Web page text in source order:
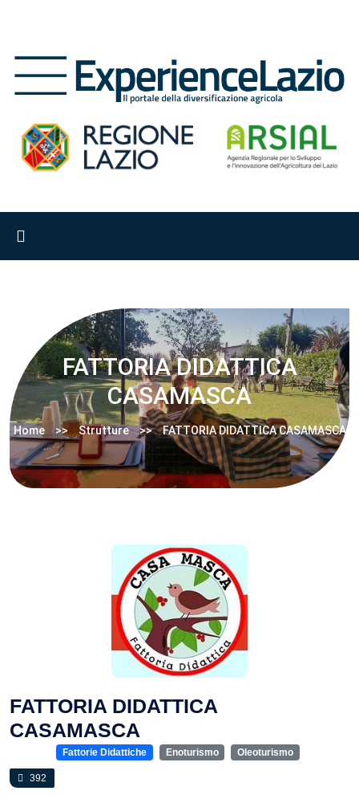
FATTORIA DIDATTICA
CASAMASCA
Home Strutture FATTORIA DIDATTICA CASAMASCA
FATTORIA DIDATTICA
CASAMASCA
Fattorie Didattiche Enoturismo Oleoturismo
392